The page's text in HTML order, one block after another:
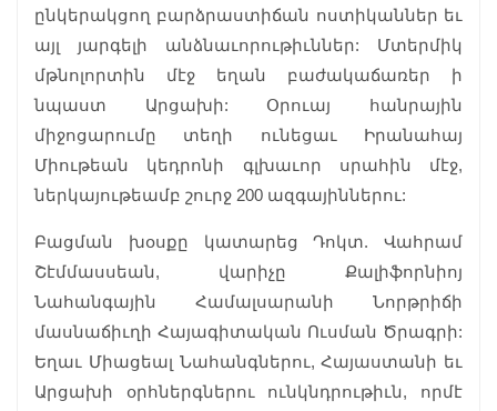
ընկերակցող բարձրաստիճան ոստիկաններ եւ
այլ յարգելի անձնաւորութիւններ: Մտերմիկ
մթնոլորտին մէջ եղան բաժակաճառեր ի
նպաստ Արցախի: Օրուայ հանրային
միջոցարումը տեղի ունեցաւ Իրանահայ
Միութեան կեդրոնի գլխաւոր սրահին մէջ,
ներկայութեամբ շուրջ 200 ազգայիններու:
Բացման խօսքը կատարեց Դոկտ. Վահրամ
Շէմմասսեան, վարիչը Քալիֆորնիոյ
Նահանգային Համալսարանի Նորթրիճի
մասնաճիւղի Հայագիտական Ուսման Ծրագրի:
Եղաւ Միացեալ Նահանգներու, Հայաստանի եւ
Արցախի օրհներգներու ունկնդրութիւն, որմէ